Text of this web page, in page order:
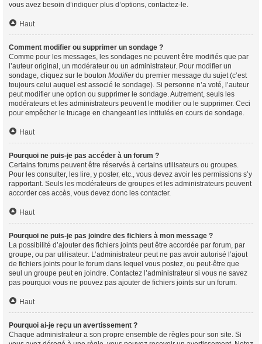
vous avez besoin d’indiquer plus d’options, contactez-le.
Haut
Comment modifier ou supprimer un sondage ?
Comme pour les messages, les sondages ne peuvent être modifiés que par
l’auteur original, un modérateur ou un administrateur. Pour modifier un
sondage, cliquez sur le bouton Modifierdu premier message du sujet (c’est
toujours celui auquel est associé le sondage). Si personne n’a voté, l’auteur
peut modifier une option ou supprimer le sondage. Autrement, seuls les
modérateurs et les administrateurs peuvent le modifier ou le supprimer. Ceci
pour empêcher le trucage en changeant les intitulés en cours de sondage.
Haut
Pourquoi ne puis-je pas accéder à un forum ?
Certains forums peuvent être réservés à certains utilisateurs ou groupes.
Pour les consulter, les lire, y poster, etc., vous devez avoir les permissions s’y
rapportant. Seuls les modérateurs de groupes et les administrateurs peuvent
accorder ces accès, vous devez donc les contacter.
Haut
Pourquoi ne puis-je pas joindre des fichiers à mon message ?
La possibilité d’ajouter des fichiers joints peut être accordée par forum, par
groupe, ou par utilisateur. L’administrateur peut ne pas avoir autorisé l’ajout
de fichiers joints pour le forum dans lequel vous postez, ou peut-être que
seul un groupe peut en joindre. Contactez l’administrateur si vous ne savez
pas pourquoi vous ne pouvez pas ajouter de fichiers joints sur un forum.
Haut
Pourquoi ai-je reçu un avertissement ?
Chaque administrateur a son propre ensemble de règles pour son site. Si